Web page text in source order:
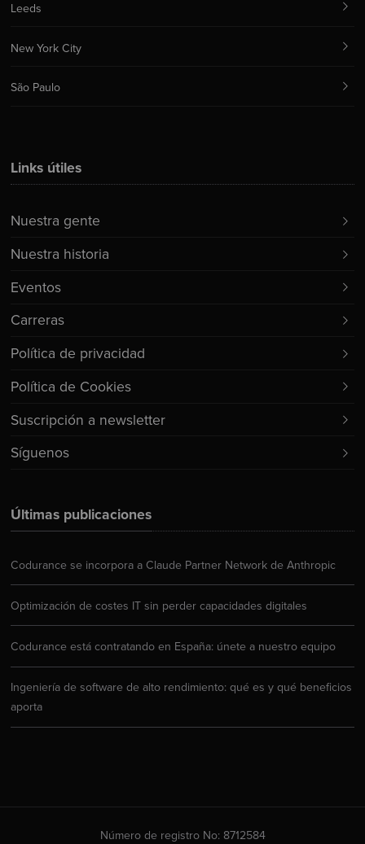
Últimas publicaciones
Codurance se incorpora a Claude Partner Network de Anthropic
Optimización de costes IT sin perder capacidades digitales
Codurance está contratando en España: únete a nuestro equipo
Ingeniería de software de alto rendimiento: qué es y qué beneficios
aporta
Links útiles
Nuestra gente
Nuestra historia
Eventos
Carreras
Política de privacidad
Política de Cookies
Suscripción a newsletter
Síguenos
Leeds
New York City
São Paulo
Número de registro No: 8712584